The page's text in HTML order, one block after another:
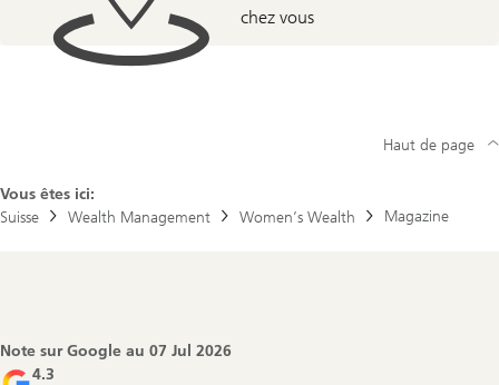
chez vous
Vous êtes ici:
Suisse
Wealth Management Women’s Wealth Magazine
Haut de page
Note sur Google au 07 Jul 2026
4.3